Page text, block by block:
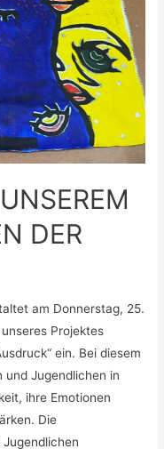
DER
am Donnerstag, 25.
Projektes
ein. Bei diesem
und Jugendlichen in
ihre Emotionen
Die